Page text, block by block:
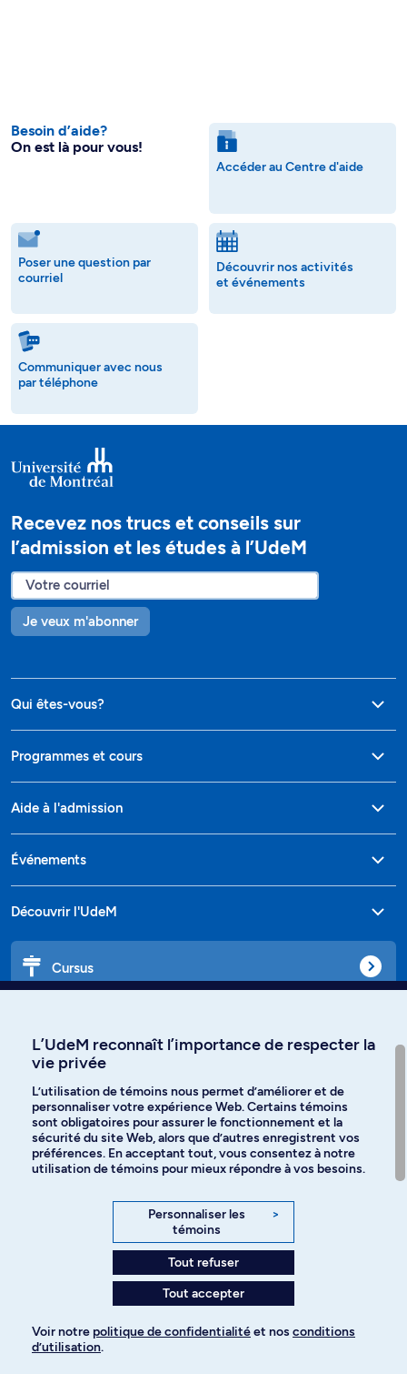
Besoin d’aide?
On est là pour vous!
Accéder au Centre d'aide
Poser une question par
courriel
Découvrir nos activités
et événements
Communiquer avec nous
par téléphone
Recevez nos trucs et conseils sur
l’admission et les études à l’UdeM
Je veux m'abonner
Qui êtes-vous?
Programmes et cours
Aide à l'admission
Événements
Découvrir l'UdeM
Cursus
Langues
Facebook Instagram
YouTube
Politique de confidentialité
L’UdeM reconnaît l’importance de respecter la
vie privée
L’utilisation de témoins nous permet d’améliorer et de
personnaliser votre expérience Web. Certains témoins
sont obligatoires pour assurer le fonctionnement et la
sécurité du site Web, alors que d’autres enregistrent vos
préférences. En acceptant tout, vous consentez à notre
utilisation de témoins pour mieux répondre à vos besoins.
Personnaliser les
témoins
>
Tout refuser
Tout accepter
Voir notre politique de confidentialitéet nos conditions
d’utilisation.